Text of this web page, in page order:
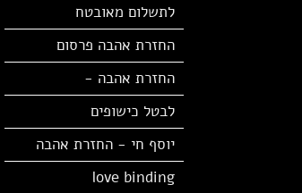
לתשלום מאובטח
החזרת אהבה פרסום
החזרת אהבה -
לבטל כישופים
יוסף חי - החזרת אהבה
love binding